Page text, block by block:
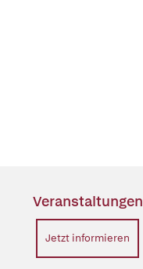
Veranstaltungen
Jetzt informieren